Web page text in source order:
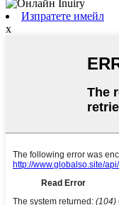
Изпратете имейл
x